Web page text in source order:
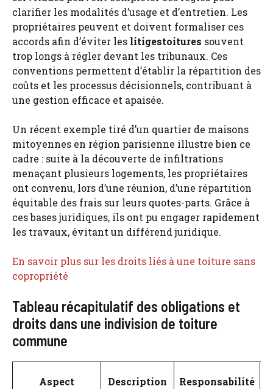
clarifier les modalités d’usage et d’entretien. Les
propriétaires peuvent et doivent formaliser ces
accords afin d’éviter les litigestoitures souvent
trop longs à régler devant les tribunaux. Ces
conventions permettent d’établir la répartition des
coûts et les processus décisionnels, contribuant à
une gestion efficace et apaisée.
Un récent exemple tiré d’un quartier de maisons
mitoyennes en région parisienne illustre bien ce
cadre : suite à la découverte de infiltrations
menaçant plusieurs logements, les propriétaires
ont convenu, lors d’une réunion, d’une répartition
équitable des frais sur leurs quotes-parts. Grâce à
ces bases juridiques, ils ont pu engager rapidement
les travaux, évitant un différend juridique.
En savoir plus sur les droits liés à une toiture sans
copropriété
Tableau récapitulatif des obligations et
droits dans une indivision de toiture
commune
Aspect Description Responsabilité